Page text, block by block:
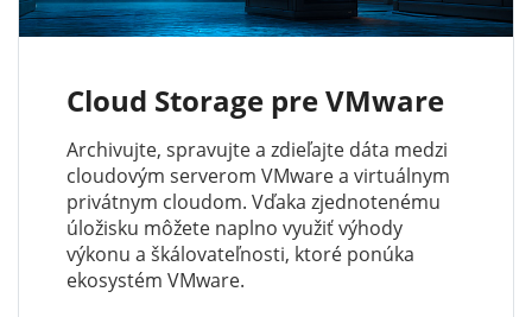
Cloud Storage pre VMware
Archivujte, spravujte a zdieľajte dáta medzi
cloudovým serverom VMware a virtuálnym
privátnym cloudom. Vďaka zjednotenému
úložisku môžete naplno využiť výhody
výkonu a škálovateľnosti, ktoré ponúka
ekosystém VMware.